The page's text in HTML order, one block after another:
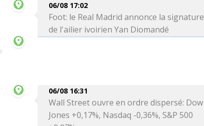
06/08 17:02
Foot: le Real Madrid annonce la signature
de l'ailier ivoirien Yan Diomandé
06/08 16:31
Wall Street ouvre en ordre dispersé: Dow
Jones +0,17%, Nasdaq -0,36%, S&P 500